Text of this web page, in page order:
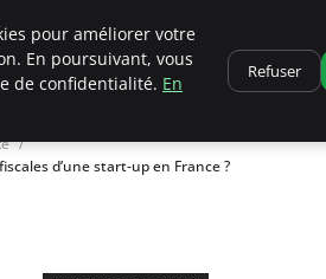
d’une start-up en France ?
pour améliorer votre
En poursuivant, vous
de confidentialité. En
Refuser